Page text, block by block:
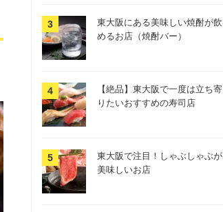
東大阪にある美味しい焼酎が飲
めるお店（焼酎バー）
【絶品】東大阪で一度は立ち寄
りたいおすすめの寿司店
東大阪で注目！しゃぶしゃぶが
美味しいお店